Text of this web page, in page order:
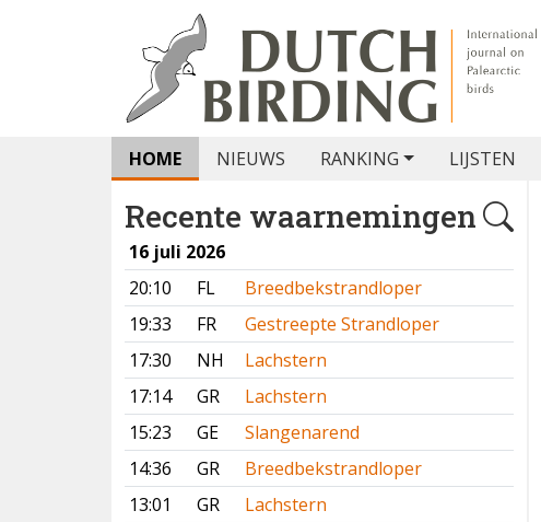
HOME NIEUWS RANKING LIJSTEN
Recente waarnemingen
16 juli 2026
20:10
FL
Breedbekstrandloper
19:33
FR
Gestreepte Strandloper
17:30
NH
Lachstern
17:14
GR
Lachstern
15:23
GE
Slangenarend
14:36
GR
Breedbekstrandloper
13:01
GR
Lachstern